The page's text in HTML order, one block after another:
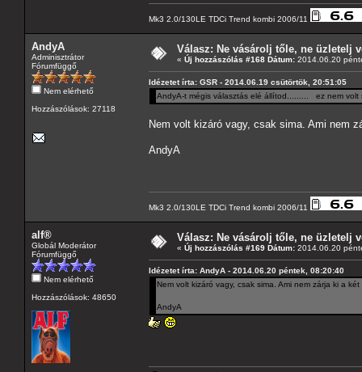
Mk3 2.0/130LE TDCi Trend kombi 2006/11
AndyA
Adminisztrátor
Fórumfüggő
Nem elérhető
Hozzászólások: 27118
Válasz: Ne vásárolj tőle, ne üzletelj
« Új hozzászólás #168 Dátum: 2014.06.20
Idézetet írta: GSR - 2014.06.19 csütörtök, 20:51:05
AndyA-t mégis választás elé állítod......... ez nem volt
Nem volt kizáró vagy, csak sima. Ami nem
AndyA
Mk3 2.0/130LE TDCi Trend kombi 2006/11
alf®
Globál Moderátor
Fórumfüggő
Nem elérhető
Hozzászólások: 48650
Válasz: Ne vásárolj tőle, ne üzletelj
« Új hozzászólás #169 Dátum: 2014.06.20
Idézetet írta: AndyA - 2014.06.20 péntek, 08:20:40
Nem volt kizáró vagy, csak sima. Ami nem zárja ki a
AndyA